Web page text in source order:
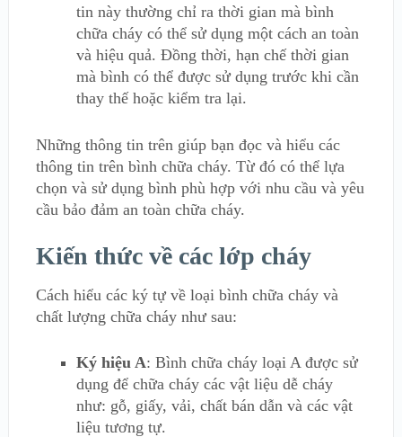
tin này thường chỉ ra thời gian mà bình
chữa cháy có thể sử dụng một cách an toàn
và hiệu quả. Đồng thời, hạn chế thời gian
mà bình có thể được sử dụng trước khi cần
thay thế hoặc kiểm tra lại.
Những thông tin trên giúp bạn đọc và hiểu các
thông tin trên bình chữa cháy. Từ đó có thể lựa
chọn và sử dụng bình phù hợp với nhu cầu và yêu
cầu bảo đảm an toàn chữa cháy.
Kiến thức về các lớp cháy
Cách hiểu các ký tự về loại bình chữa cháy và
chất lượng chữa cháy như sau:
Ký hiệu A: Bình chữa cháy loại A được sử
dụng để chữa cháy các vật liệu dễ cháy
như: gỗ, giấy, vải, chất bán dẫn và các vật
liệu tương tự.